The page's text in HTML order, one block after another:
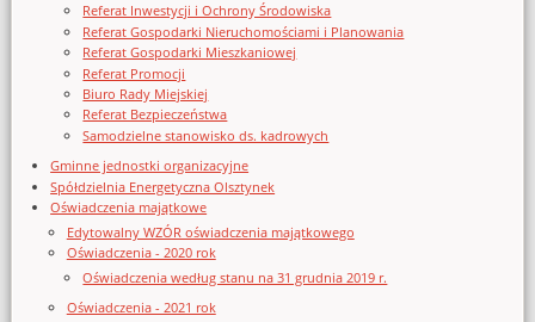
Referat Inwestycji i Ochrony Środowiska
Referat Gospodarki Nieruchomościami i Planowania
Referat Gospodarki Mieszkaniowej
Referat Promocji
Biuro Rady Miejskiej
Referat Bezpieczeństwa
Samodzielne stanowisko ds. kadrowych
Gminne jednostki organizacyjne
Spółdzielnia Energetyczna Olsztynek
Oświadczenia majątkowe
Edytowalny WZÓR oświadczenia majątkowego
Oświadczenia - 2020 rok
Oświadczenia według stanu na 31 grudnia 2019 r.
Oświadczenia - 2021 rok